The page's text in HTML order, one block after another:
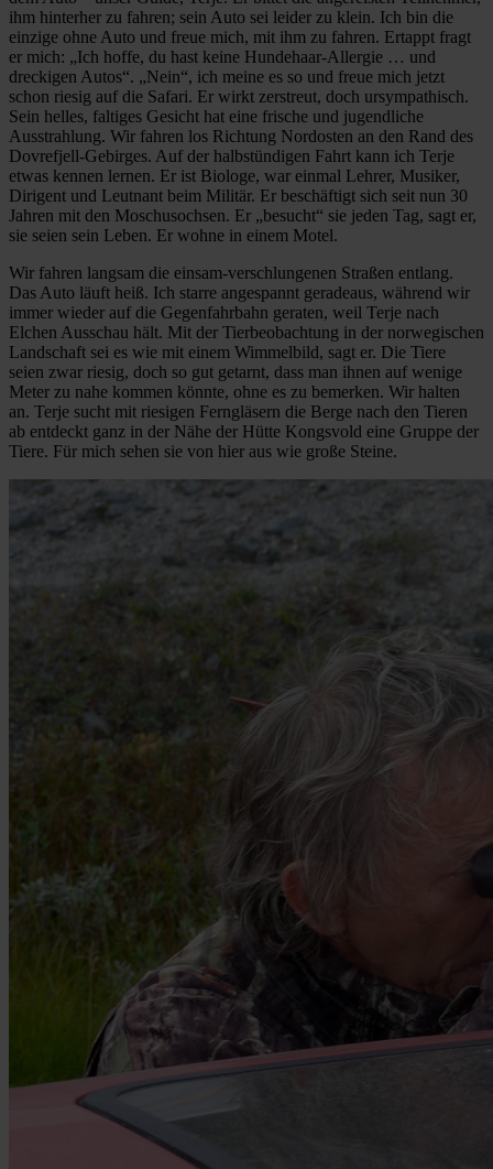
ihm hinterher zu fahren; sein Auto sei leider zu klein. Ich bin die
einzige ohne Auto und freue mich, mit ihm zu fahren. Ertappt fragt
er mich: „Ich hoffe, du hast keine Hundehaar-Allergie … und
dreckigen Autos“. „Nein“, ich meine es so und freue mich jetzt
schon riesig auf die Safari. Er wirkt zerstreut, doch ursympathisch.
Sein helles, faltiges Gesicht hat eine frische und jugendliche
Ausstrahlung. Wir fahren los Richtung Nordosten an den Rand des
Dovrefjell-Gebirges. Auf der halbstündigen Fahrt kann ich Terje
etwas kennen lernen. Er ist Biologe, war einmal Lehrer, Musiker,
Dirigent und Leutnant beim Militär. Er beschäftigt sich seit nun 30
Jahren mit den Moschusochsen. Er „besucht“ sie jeden Tag, sagt er,
sie seien sein Leben. Er wohne in einem Motel.
Wir fahren langsam die einsam-verschlungenen Straßen entlang.
Das Auto läuft heiß. Ich starre angespannt geradeaus, während wir
immer wieder auf die Gegenfahrbahn geraten, weil Terje nach
Elchen Ausschau hält. Mit der Tierbeobachtung in der norwegischen
Landschaft sei es wie mit einem Wimmelbild, sagt er. Die Tiere
seien zwar riesig, doch so gut getarnt, dass man ihnen auf wenige
Meter zu nahe kommen könnte, ohne es zu bemerken. Wir halten
an. Terje sucht mit riesigen Ferngläsern die Berge nach den Tieren
ab entdeckt ganz in der Nähe der Hütte Kongsvold eine Gruppe der
Tiere. Für mich sehen sie von hier aus wie große Steine.